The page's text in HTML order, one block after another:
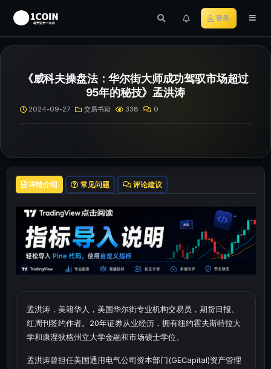
登录
《威科夫操盘法：华尔街大师成功驾驭市场超过
95年的秘技》孟洪涛
2024-09-27 交易书籍 338 0
详情介绍 常见问题 评论建议
孟洪涛，美籍华人，美国华尔街专业机构交易员，期货日报、
红周刊签约作者。20年证券从业经历，拥有纽约霍夫斯特拉大
学和康涅狄格州立大学金融和市场硕士学位。
孟洪涛曾担任美国通用电气公司资本部门(GECapital)资产管理